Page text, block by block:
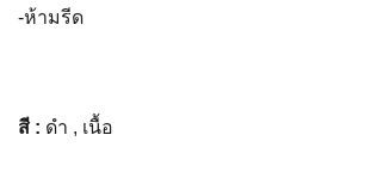
-ห้ามรีด
สี : ดำ , เนื้อ